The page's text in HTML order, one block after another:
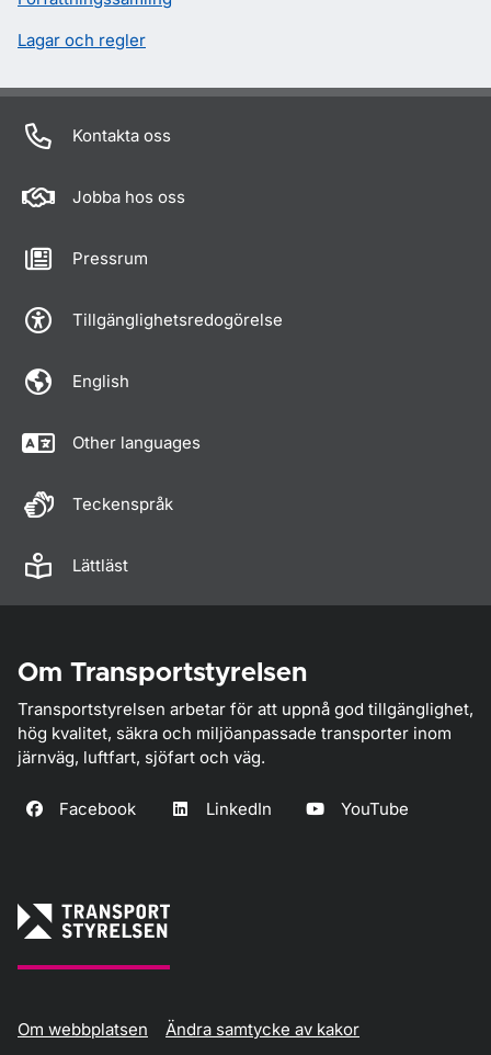
Lagar och regler
Kontakta oss
Jobba hos oss
Pressrum
Tillgänglighetsredogörelse
English
Other languages
Teckenspråk
Lättläst
Om Transportstyrelsen
Transportstyrelsen arbetar för att uppnå god tillgänglighet,
hög kvalitet, säkra och miljöanpassade transporter inom
järnväg, luftfart, sjöfart och väg.
Facebook LinkedIn YouTube
Om webbplatsen Ändra samtycke av kakor